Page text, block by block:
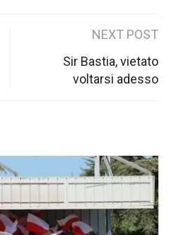
NEXT POST
Sir Bastia, vietato
voltarsi adesso